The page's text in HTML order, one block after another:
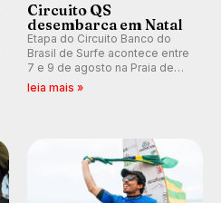
Circuito QS
desembarca em Natal
Etapa do Circuito Banco do
Brasil de Surfe acontece entre
7 e 9 de agosto na Praia de
Miami (RN), em disputas
leia mais »